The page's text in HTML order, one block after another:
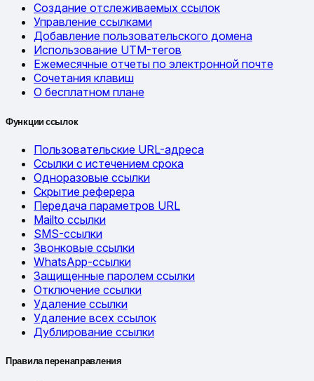
Создание отслеживаемых ссылок
Управление ссылками
Добавление пользовательского домена
Использование UTM-тегов
Ежемесячные отчеты по электронной почте
Сочетания клавиш
О бесплатном плане
Функции ссылок
Пользовательские URL-адреса
Ссылки с истечением срока
Одноразовые ссылки
Скрытие реферера
Передача параметров URL
Mailto ссылки
SMS-ссылки
Звонковые ссылки
WhatsApp-ссылки
Защищенные паролем ссылки
Отключение ссылки
Удаление ссылки
Удаление всех ссылок
Дублирование ссылки
Правила перенаправления